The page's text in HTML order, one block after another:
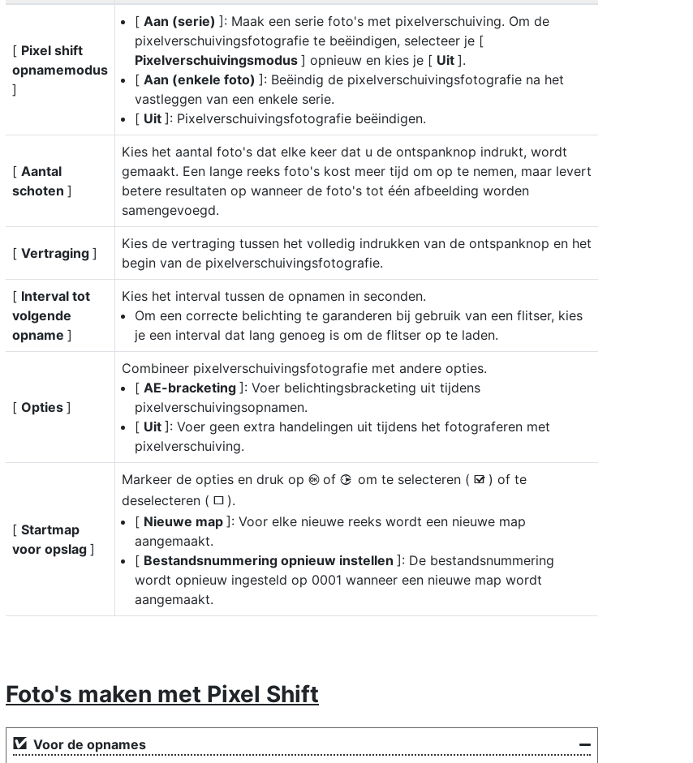
[ Pixel shift
opnamemodus
]
[ Aan (serie) ]: Maak een serie foto's met pixelverschuiving. Om de
pixelverschuivingsfotografie te beëindigen, selecteer je [
Pixelverschuivingsmodus ] opnieuw en kies je [ Uit ].
[ Aan (enkele foto) ]: Beëindig de pixelverschuivingsfotografie na het
vastleggen van een enkele serie.
[ Uit ]: Pixelverschuivingsfotografie beëindigen.
[ Aantal
schoten ]
Kies het aantal foto's dat elke keer dat u de ontspanknop indrukt, wordt
gemaakt. Een lange reeks foto's kost meer tijd om op te nemen, maar levert
betere resultaten op wanneer de foto's tot één afbeelding worden
samengevoegd.
[ Vertraging ]
Kies de vertraging tussen het volledig indrukken van de ontspanknop en het
begin van de pixelverschuivingsfotografie.
[ Interval tot
volgende
opname ]
Kies het interval tussen de opnamen in seconden.
Om een correcte belichting te garanderen bij gebruik van een flitser, kies
je een interval dat lang genoeg is om de flitser op te laden.
[ Opties ]
Combineer pixelverschuivingsfotografie met andere opties.
[ AE-bracketing ]: Voer belichtingsbracketing uit tijdens
pixelverschuivingsopnamen.
[ Uit ]: Voer geen extra handelingen uit tijdens het fotograferen met
pixelverschuiving.
[ Startmap
voor opslag ]
Markeer de opties en druk op J of 2 om te selecteren ( M ) of te
deselecteren ( U ).
[ Nieuwe map ]: Voor elke nieuwe reeks wordt een nieuwe map
aangemaakt.
[ Bestandsnummering opnieuw instellen ]: De bestandsnummering
wordt opnieuw ingesteld op 0001 wanneer een nieuwe map wordt
aangemaakt.
Foto's maken met Pixel Shift
Voor de opnames